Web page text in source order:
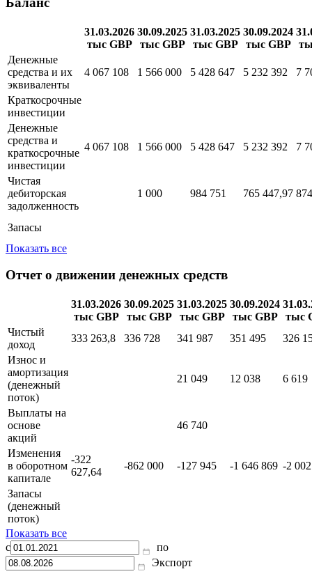
31.03.2026
тыс GBP
30.09.2025
тыс GBP
31.03.2025
тыс GBP
30.09.2024
тыс GBP
Денежные
средства и их
эквиваленты
4 067 108 1 566 000 5 428 647 5 232 392 7
Краткосрочные
инвестиции
Денежные
средства и
краткосрочные
инвестиции
4 067 108 1 566 000 5 428 647 5 232 392 7
Чистая
дебиторская
задолженность
1 000 984 751 765 447,97
Запасы
Показать все
Отчет о движении денежных средств
31.03.2026
тыс GBP
30.09.2025
тыс GBP
31.03.2025
тыс GBP
30.09.2024
тыс GBP
тыс
Чистый
доход
333 263,8 336 728 341 987 351 495
326
Износ и
амортизация
(денежный
поток)
21 049 12 038 6 619
Выплаты на
основе
акций
46 740
Изменения
в оборотном
капитале
-322
627,64
-862 000 -127 945 -1 646 869 -2
Запасы
(денежный
поток)
Показать все
с
по
Экспорт